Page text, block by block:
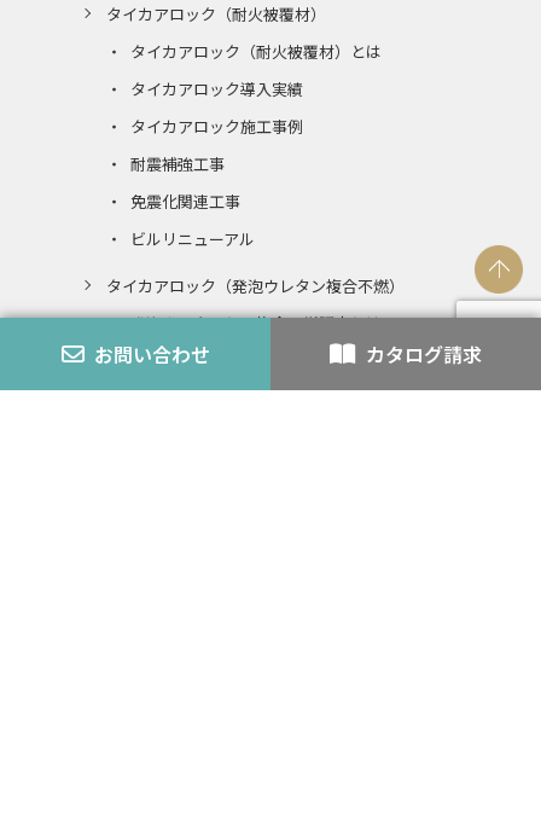
お問い合わせ カタログ請求
タイカアロック（耐火被覆材）
タイカアロック（耐火被覆材）とは
タイカアロック導入実績
タイカアロック施工事例
耐震補強工事
免震化関連工事
ビルリニューアル
タイカアロック（発泡ウレタン複合不燃）
発泡ウレタンとの複合不燃認定とは
エコアロック